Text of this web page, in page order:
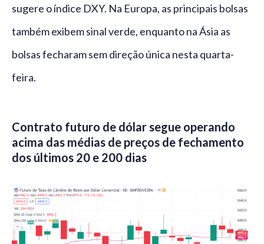
sugere o índice DXY. Na Europa, as principais bolsas
também exibem sinal verde, enquanto na Ásia as
bolsas fecharam sem direção única nesta quarta-
feira.
Contrato futuro de dólar segue operando
acima das médias de preços de fechamento
dos últimos 20 e 200 dias